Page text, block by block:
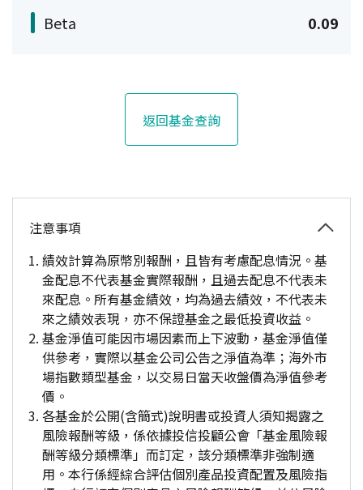
Beta 0.09
返回基金查詢
注意事項
績效計算為原幣別報酬，且皆有考慮配息情況。基
金配息不代表基金實際報酬，且過去配息不代表未
來配息。所有基金績效，均為過去績效，不代表未
來之績效表現，亦不保證基金之最低投資收益。
基金淨值可能因市場因素而上下波動，基金淨值僅
供參考，實際以基金公司公告之淨值為準；海外市
場指數類型基金，以交易日當天收盤價為淨值參考
價。
各基金於公開(含簡式)說明書或投資人須知揭露之
風險報酬等級，係依據投信投顧公會「基金風險報
酬等級分類標準」而訂定，該分類標準非強制適
用。本行係經綜合評估個別產品投資配置及風險指